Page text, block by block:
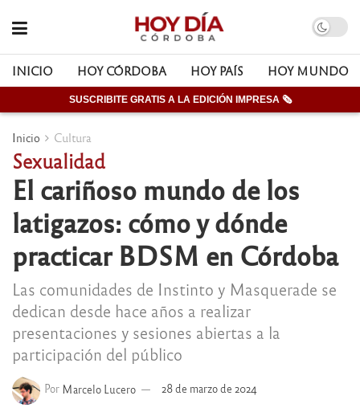
INICIO HOY CÓRDOBA HOY PAÍS HOY MUNDO
SUSCRIBITE GRATIS A LA EDICIÓN IMPRESA 🗞
Inicio Cultura
Sexualidad
El cariñoso mundo de los
latigazos: cómo y dónde
practicar BDSM en Córdoba
Las comunidades de Instinto y Masquerade se
dedican desde hace años a realizar
presentaciones y sesiones abiertas a la
participación del público
Por Marcelo Lucero 28 de marzo de 2024